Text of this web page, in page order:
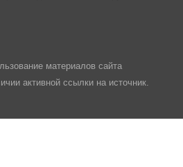
материалов сайта
активной ссылки на источник.